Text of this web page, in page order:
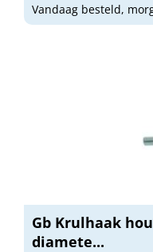
Vandaag besteld,
Gb Krulhaak
diamete...